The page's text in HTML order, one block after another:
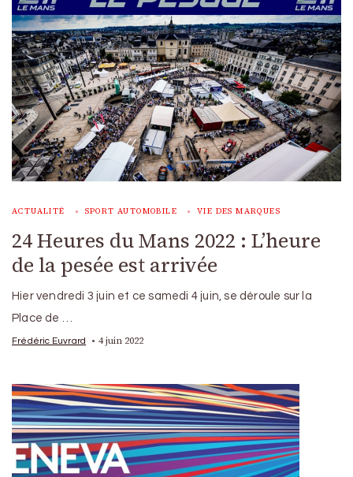
ACTUALITÉ SPORT AUTOMOBILE VIE DES MARQUES
24 Heures du Mans 2022 : L’heure
de la pesée est arrivée
Hier vendredi 3 juin et ce samedi 4 juin, se déroule sur la
Place de …
Frédéric Euvrard 4 juin 2022